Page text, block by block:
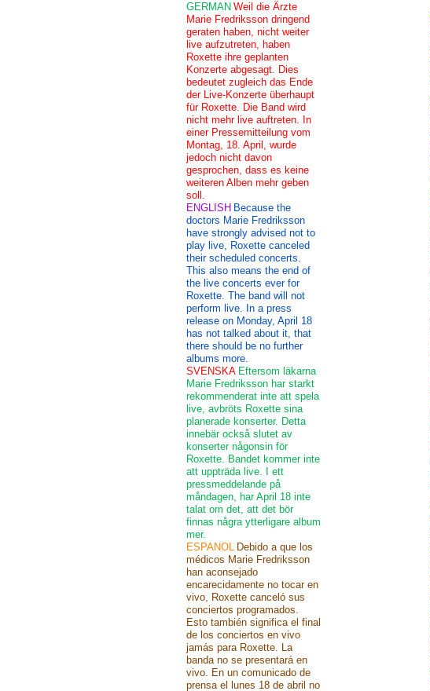
GERMAN Weil die Ärzte
Marie Fredriksson dringend
geraten haben, nicht weiter
live aufzutreten, haben
Roxette ihre geplanten
Konzerte abgesagt. Dies
bedeutet zugleich das Ende
der Live-Konzerte überhaupt
für Roxette. Die Band wird
nicht mehr live auftreten. In
einer Pressemitteilung vom
Montag, 18. April, wurde
jedoch nicht davon
gesprochen, dass es keine
weiteren Alben mehr geben
soll.
ENGLISH Because the
doctors Marie Fredriksson
have strongly advised not to
play live, Roxette canceled
their scheduled concerts.
This also means the end of
the live concerts ever for
Roxette. The band will not
perform live. In a press
release on Monday, April 18
has not talked about it, that
there should be no further
albums more.
SVENSKA Eftersom läkarna
Marie Fredriksson har starkt
rekommenderat inte att spela
live, avbröts Roxette sina
planerade konserter. Detta
innebär också slutet av
konserter någonsin för
Roxette. Bandet kommer inte
att uppträda live. I ett
pressmeddelande på
måndagen, har April 18 inte
talat om det, att det bör
finnas några ytterligare album
mer.
ESPANOL Debido a que los
médicos Marie Fredriksson
han aconsejado
encarecidamente no tocar en
vivo, Roxette canceló sus
conciertos programados.
Esto también significa el final
de los conciertos en vivo
jamás para Roxette. La
banda no se presentará en
vivo. En un comunicado de
prensa el lunes 18 de abril no